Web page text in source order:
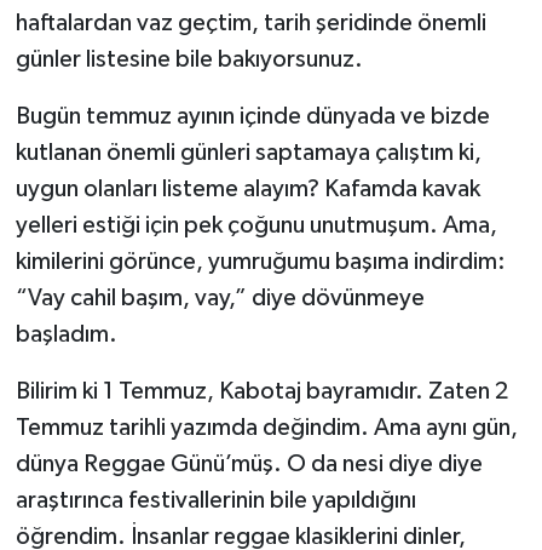
haftalardan vaz geçtim, tarih şeridinde önemli
günler listesine bile bakıyorsunuz.
Bugün temmuz ayının içinde dünyada ve bizde
kutlanan önemli günleri saptamaya çalıştım ki,
uygun olanları listeme alayım? Kafamda kavak
yelleri estiği için pek çoğunu unutmuşum. Ama,
kimilerini görünce, yumruğumu başıma indirdim:
“Vay cahil başım, vay,” diye dövünmeye
başladım.
Bilirim ki 1 Temmuz, Kabotaj bayramıdır. Zaten 2
Temmuz tarihli yazımda değindim. Ama aynı gün,
dünya Reggae Günü’müş. O da nesi diye diye
araştırınca festivallerinin bile yapıldığını
öğrendim. İnsanlar reggae klasiklerini dinler,